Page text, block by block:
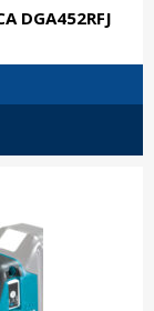
DGA452RFJ